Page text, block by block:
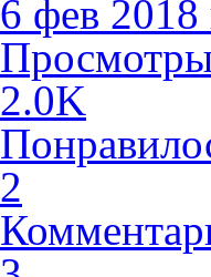
6 фев 2018
2.0K
2